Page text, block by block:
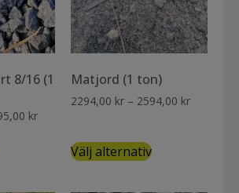
8/16 (1
kr
Matjord (1 ton)
2294,00 kr – 2594,00 kr
Välj alternativ